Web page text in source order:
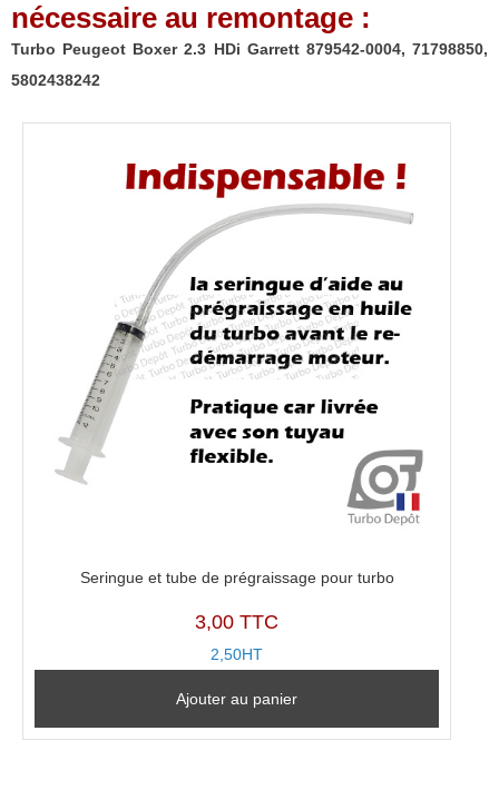
0004,
71798850,
5802438242
nécessaire au remontage :
Turbo Peugeot Boxer 2.3 HDi Garrett 879542-0004, 71798850,
5802438242
Seringue et tube de prégraissage pour turbo
3,00 TTC
2,50HT
Ajouter au panier